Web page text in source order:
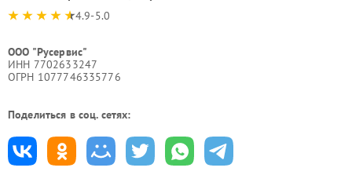
4.9-5.0
ООО "Русервис"
ИНН 7702633247
ОГРН 1077746335776
Поделиться в соц. сетях: